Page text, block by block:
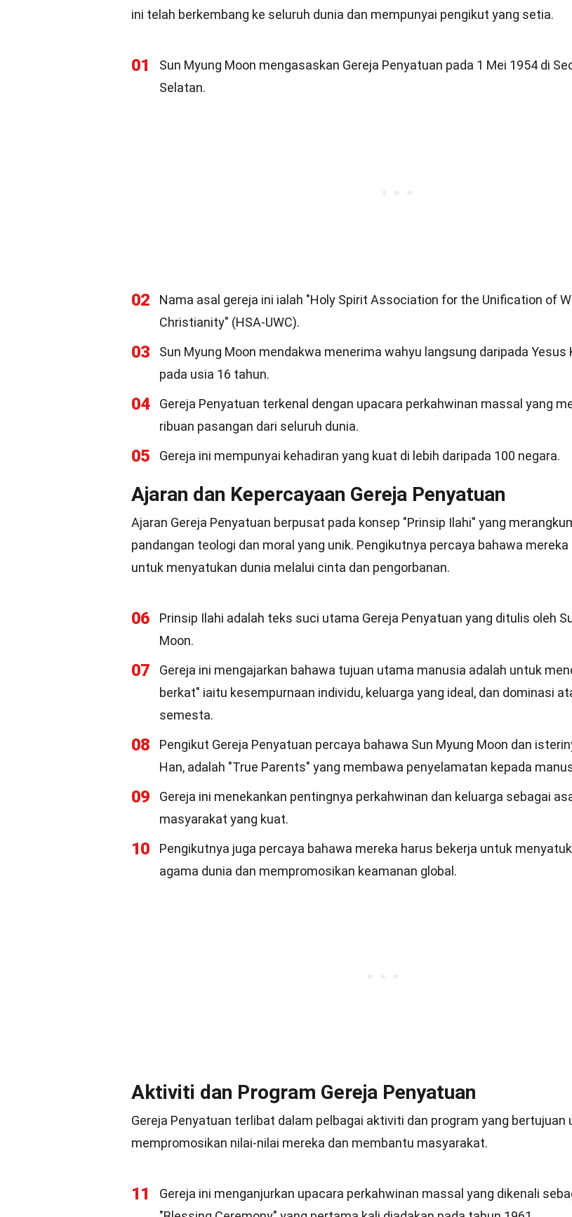
ini telah berkembang ke seluruh dunia dan mempunyai pengikut yang setia.
01
Sun Myung Moon mengasaskan Gereja Penyatuan pada 1 Mei 1954 di
Selatan.
02
Nama asal gereja ini ialah "Holy Spirit Association for the Unification of
Christianity" (HSA-UWC).
03
Sun Myung Moon mendakwa menerima wahyu langsung daripada Yesus
pada usia 16 tahun.
04
Gereja Penyatuan terkenal dengan upacara perkahwinan massal yang
ribuan pasangan dari seluruh dunia.
05 Gereja ini mempunyai kehadiran yang kuat di lebih daripada 100 negara.
Ajaran dan Kepercayaan Gereja Penyatuan
Ajaran Gereja Penyatuan berpusat pada konsep "Prinsip Ilahi" yang
pandangan teologi dan moral yang unik. Pengikutnya percaya bahawa mereka
untuk menyatukan dunia melalui cinta dan pengorbanan.
06
Prinsip Ilahi adalah teks suci utama Gereja Penyatuan yang ditulis oleh
Moon.
07
Gereja ini mengajarkan bahawa tujuan utama manusia adalah untuk
berkat" iaitu kesempurnaan individu, keluarga yang ideal, dan dominasi
semesta.
08
Pengikut Gereja Penyatuan percaya bahawa Sun Myung Moon dan
Han, adalah "True Parents" yang membawa penyelamatan kepada
09
Gereja ini menekankan pentingnya perkahwinan dan keluarga sebagai
masyarakat yang kuat.
10
Pengikutnya juga percaya bahawa mereka harus bekerja untuk
agama dunia dan mempromosikan keamanan global.
Aktiviti dan Program Gereja Penyatuan
Gereja Penyatuan terlibat dalam pelbagai aktiviti dan program yang bertujuan
mempromosikan nilai-nilai mereka dan membantu masyarakat.
11
Gereja ini menganjurkan upacara perkahwinan massal yang dikenali